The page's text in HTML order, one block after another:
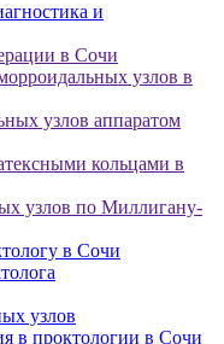
и
в Сочи
узлов в
узлов аппаратом
кольцами в
узлов по Миллигану-
в Сочи
узлов
в проктологии в Сочи